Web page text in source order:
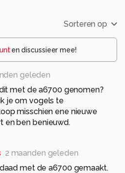
Sorteren op
en discussieer mee!
geleden
met de a6700 genomen?
je om vogels te
misschien ene nieuwe
en ben benieuwd.
2 maanden geleden
met de a6700 gemaakt.